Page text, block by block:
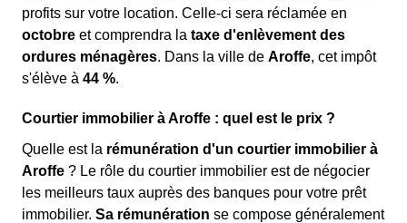
profits sur votre location. Celle-ci sera réclamée en
octobre et comprendra la taxe d'enlèvement des
ordures ménagères. Dans la ville de Aroffe, cet impôt
s'élève à 44 %.
Courtier immobilier à Aroffe : quel est le prix ?
Quelle est la rémunération d'un courtier immobilier à
Aroffe ? Le rôle du courtier immobilier est de négocier
les meilleurs taux auprès des banques pour votre prêt
immobilier. Sa rémunération se compose généralement